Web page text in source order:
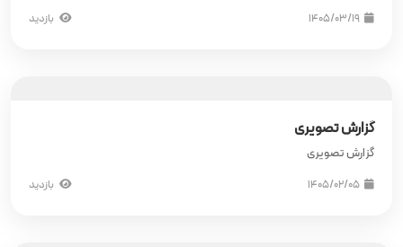
۱۴۰۵/۰۳/۱۹ بازدید
گزارش تصویری
گزارش تصویری
۱۴۰۵/۰۲/۰۵ بازدید